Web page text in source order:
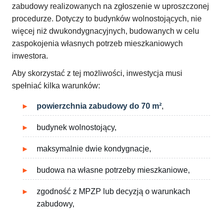
zabudowy realizowanych na zgłoszenie w uproszczonej
procedurze. Dotyczy to budynków wolnostojących, nie
więcej niż dwukondygnacyjnych, budowanych w celu
zaspokojenia własnych potrzeb mieszkaniowych
inwestora.
Aby skorzystać z tej możliwości, inwestycja musi
spełniać kilka warunków:
powierzchnia zabudowy do 70 m²,
budynek wolnostojący,
maksymalnie dwie kondygnacje,
budowa na własne potrzeby mieszkaniowe,
zgodność z MPZP lub decyzją o warunkach
zabudowy,